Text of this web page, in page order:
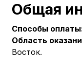
Общая
Способы
Область
Восток.